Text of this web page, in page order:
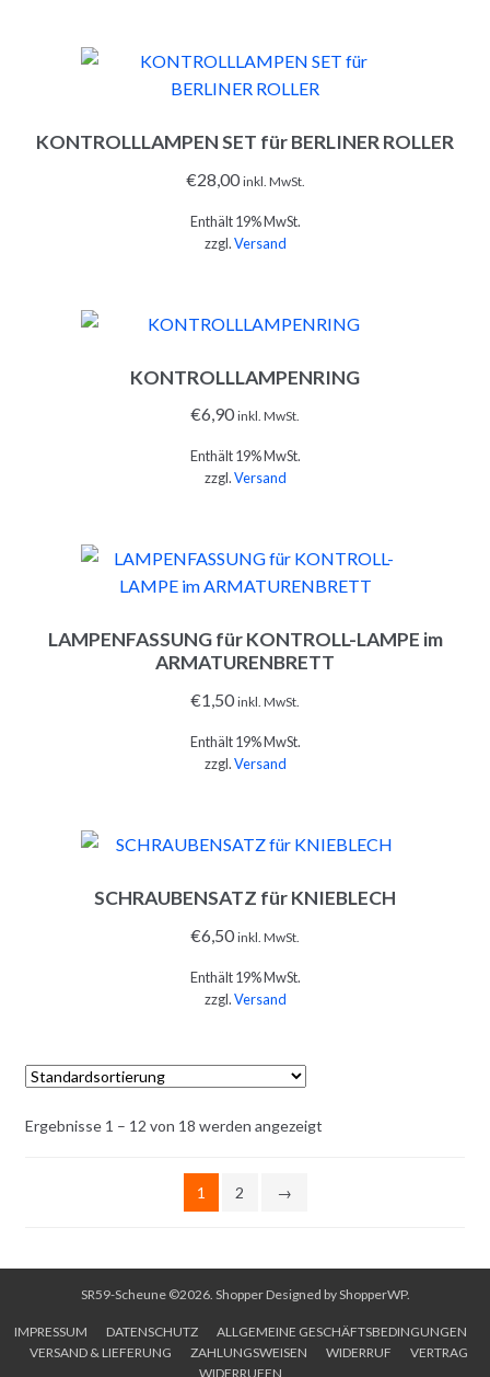
KONTROLLLAMPEN SET für BERLINER ROLLER
€28,00 inkl. MwSt.
Enthält 19% MwSt.
zzgl.Versand
KONTROLLLAMPENRING
€6,90 inkl. MwSt.
Enthält 19% MwSt.
zzgl.Versand
LAMPENFASSUNG für KONTROLL-LAMPE im
ARMATURENBRETT
€1,50 inkl. MwSt.
Enthält 19% MwSt.
zzgl.Versand
SCHRAUBENSATZ für KNIEBLECH
€6,50 inkl. MwSt.
Enthält 19% MwSt.
zzgl.Versand
Ergebnisse 1 – 12 von 18 werden angezeigt
1 2 →
SR59-Scheune ©2026. ShopperDesigned byShopperWP.
IMPRESSUM DATENSCHUTZ
ALLGEMEINE GESCHÄFTSBEDINGUNGEN
VERSAND & LIEFERUNG
ZAHLUNGSWEISEN WIDERRUF
VERTRAG
WIDERRUFEN